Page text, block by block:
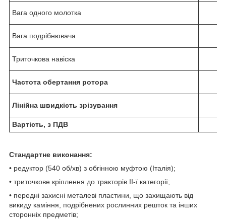
Вага одного молотка
Вага подрібнювача
Триточкова навіска
Частота обертання ротора
Лінійна швидкість зрізування
Вартість, з ПДВ
Стандартне виконання:
• редуктор (540 об/хв) з обгінною муфтою (Італія);
• триточкове кріплення до тракторів ІІ-ї категорії;
• передні захисні металеві пластини, що захищають від
викиду каміння, подрібнених рослинних решток та інших
сторонніх предметів;